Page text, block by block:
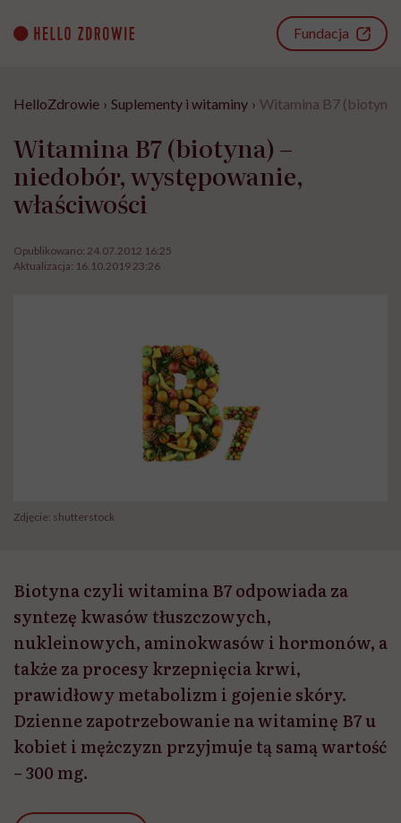
content
Fundacja
HelloZdrowie › Suplementy i witaminy › Witamina B7 (biotyna)
Witamina B7 (biotyna) –
niedobór, występowanie,
właściwości
Opublikowano: 24.07.2012 16:25
Aktualizacja: 16.10.2019 23:26
Zdjęcie: shutterstock
Biotyna czyli witamina B7 odpowiada za
syntezę kwasów tłuszczowych,
nukleinowych, aminokwasów i hormonów, a
także za procesy krzepnięcia krwi,
prawidłowy metabolizm i gojenie skóry.
Dzienne zapotrzebowanie na witaminę B7 u
kobiet i mężczyzn przyjmuje tą samą wartość
– 300 mg.